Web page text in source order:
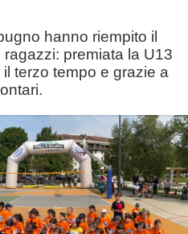
hanno riempito il
premiata la U13
terzo tempo e grazie a